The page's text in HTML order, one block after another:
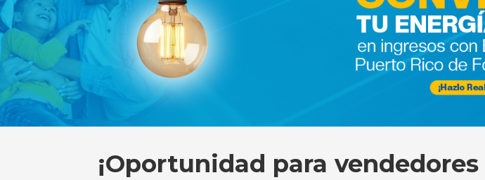
¡Oportunidad para